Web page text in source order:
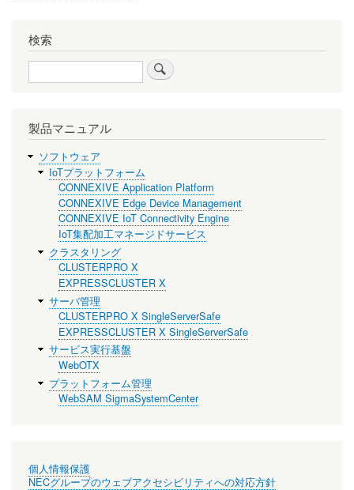
検索
検
索
製品マニュアル
ソフトウェア
IoTプラットフォーム
CONNEXIVE Application Platform
CONNEXIVE Edge Device Management
CONNEXIVE IoT Connectivity Engine
IoT集配加工マネージドサービス
クラスタリング
CLUSTERPRO X
EXPRESSCLUSTER X
サーバ管理
CLUSTERPRO X SingleServerSafe
EXPRESSCLUSTER X SingleServerSafe
サービス実行基盤
WebOTX
プラットフォーム管理
WebSAM SigmaSystemCenter
個人情報保護
NECグループのウェブアクセシビリティへの対応方針